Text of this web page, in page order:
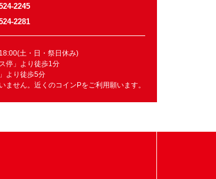
2245
2281
土・日・祭日休み)
停」より徒歩1分
より徒歩5分
ません。近くのコインPをご利用願います。